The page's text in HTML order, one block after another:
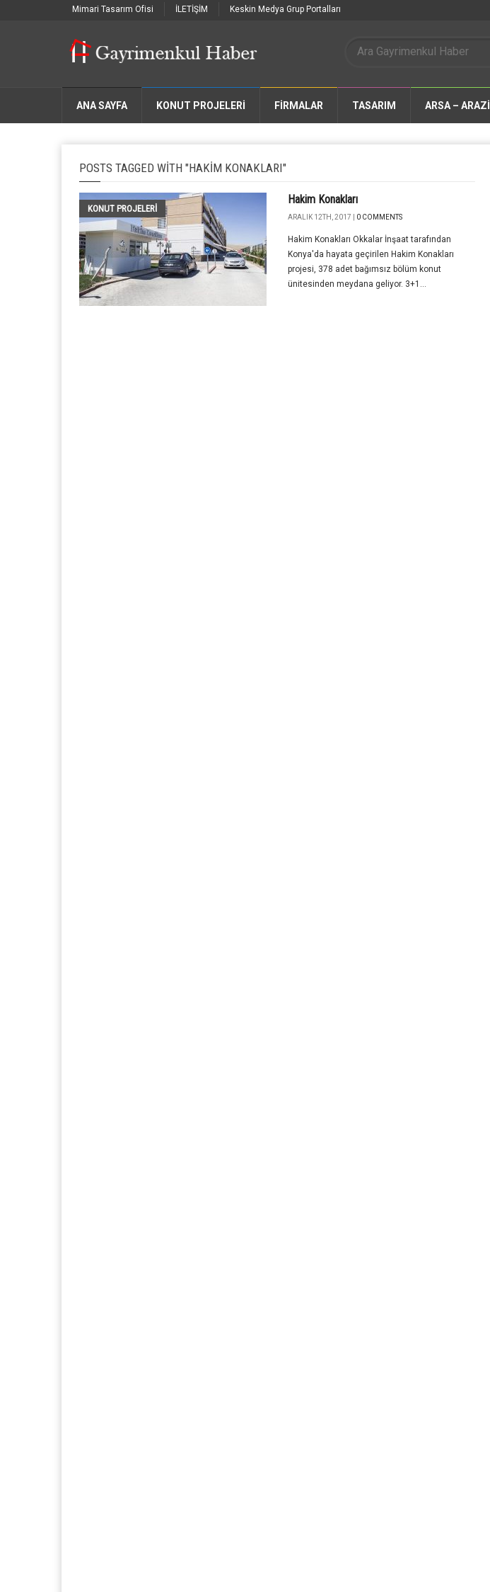
Mimari Tasarım Ofisi İLETİŞİM Keskin Medya Grup Portalları
ANA SAYFA KONUT PROJELERİ FIRMALAR TASARIM ARSA – ARAZİ
POSTS TAGGED WITH "HAKIM KONAKLARI"
KONUT PROJELERI
Hakim Konakları
ARALIK 12TH, 2017 | 0 COMMENTS
Hakim Konakları Okkalar İnşaat tarafından
Konya'da hayata geçirilen Hakim Konakları
projesi, 378 adet bağımsız bölüm konut
ünitesinden meydana geliyor. 3+1...